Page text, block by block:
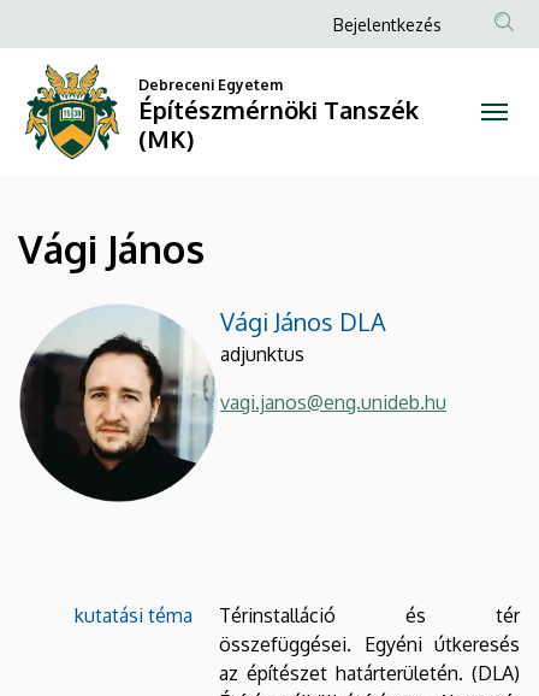
János
Építészmérnöki
Tanszék
(MK)
a
tartalomra
Anonim
menüje
Bejelentkezés
Debreceni Egyetem
Építészmérnöki Tanszék
(MK)
Vági János
Vági János DLA
adjunktus
vagi.janos@eng.unideb.hu
kutatási téma
Térinstalláció és tér
összefüggései. Egyéni útkeresés
az építészet határterületén. (DLA)